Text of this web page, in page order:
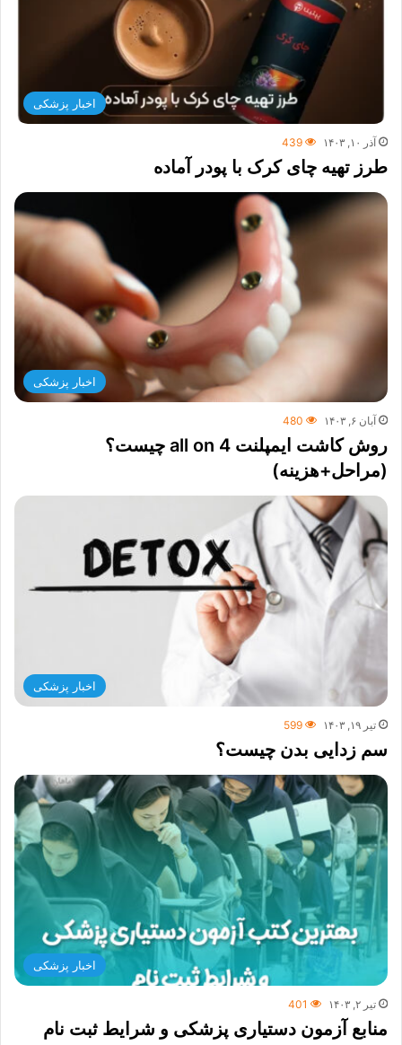
اخبار پزشکی
آذر ۱۰, ۱۴۰۳ 439
طرز تهیه چای کرک با پودر آماده
اخبار پزشکی
آبان ۶, ۱۴۰۳ 480
روش کاشت ایمپلنت all on 4 چیست؟
(مراحل+هزینه)
اخبار پزشکی
تیر ۱۹, ۱۴۰۳ 599
سم زدایی بدن چیست؟
اخبار پزشکی
تیر ۲, ۱۴۰۳ 401
منابع آزمون دستیاری پزشکی و شرایط ثبت نام